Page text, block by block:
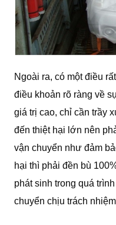
Ngoài ra, có một điều
điều khoản rõ ràng về
giá trị cao, chỉ cần trầy
đến thiệt hại lớn nên
vận chuyển như đảm
hại thì phải đền bù
phát sinh trong quá
chuyển chịu trách